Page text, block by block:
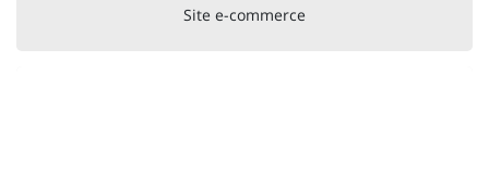
Site e-commerce